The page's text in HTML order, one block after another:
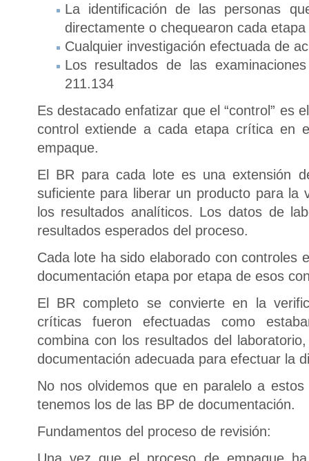
La identificación de las personas
directamente o chequearon cada
Cualquier investigación efectuada de
Los resultados de las
211.134
Es destacado enfatizar que el “control” es
control extiende a cada etapa crítica en
empaque.
El BR para cada lote es una extensión
suficiente para liberar un producto para la
los resultados analíticos. Los datos de
resultados esperados del proceso.
Cada lote ha sido elaborado con controles
documentación etapa por etapa de esos
El BR completo se convierte en la
críticas fueron efectuadas como
combina con los resultados del
documentación adecuada para efectuar la
No nos olvidemos que en paralelo a
tenemos los de las BP de documentación.
Fundamentos del proceso de revisión: